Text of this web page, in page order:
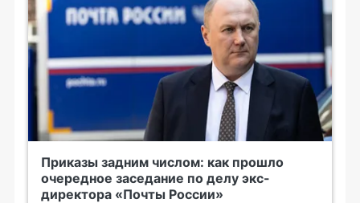
Приказы задним числом: как прошло
очередное заседание по делу экс-
директора «Почты России»